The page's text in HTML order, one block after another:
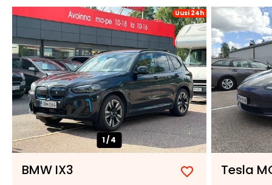
Uusi 24h
1/4
BMW IX3
Lisää
Poista
Tesla